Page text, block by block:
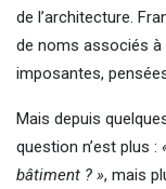
de l’architecture.
de noms associés
imposantes,
Mais depuis
question n’est plus :
bâtiment ? », mais